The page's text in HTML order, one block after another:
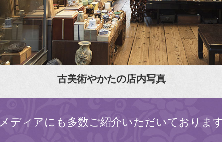
古美術やかたの店内写真
メディアにも多数ご紹介いただいておりま